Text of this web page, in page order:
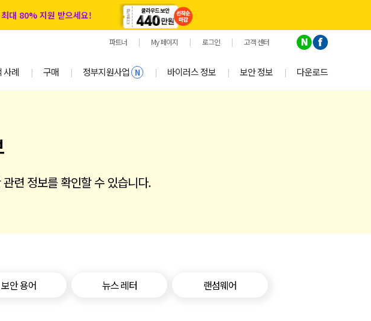
대 80% 지원 받으세요!
파트너 | My 페이지 | 로그인 | 고객 센터
사례 | 구매 | 정부지원사업 N | 바이러스 정보 | 보안 정보 | 다운로드
련 정보를 확인할 수 있습니다.
보안 용어 뉴스 레터 랜섬웨어